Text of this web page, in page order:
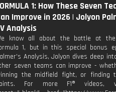
1: How These Seven
Improve in 2026 | Jolyon
Analysis
know all about the battle at
1, but in this special bonus
Analysis, Jolyon dives deep
seven teams can improve -
the midfield fight, or finding
For more F1® videos,